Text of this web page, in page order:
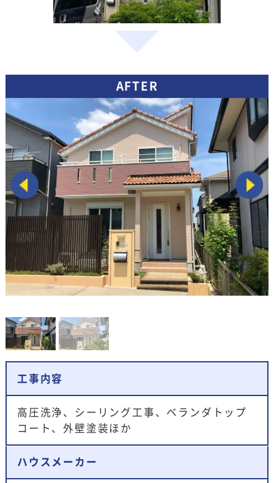
AFTER
工事内容
高圧洗浄、シーリング工事、ベランダトップ
コート、外壁塗装ほか
ハウスメーカー